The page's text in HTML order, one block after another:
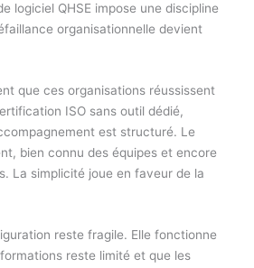
logiciel QHSE impose une discipline
organisationnelle devient
que ces organisations réussissent
ISO sans outil dédié,
est structuré. Le
bien connu des équipes et encore
La simplicité joue en faveur de la
reste fragile. Elle fonctionne
reste limité et que les